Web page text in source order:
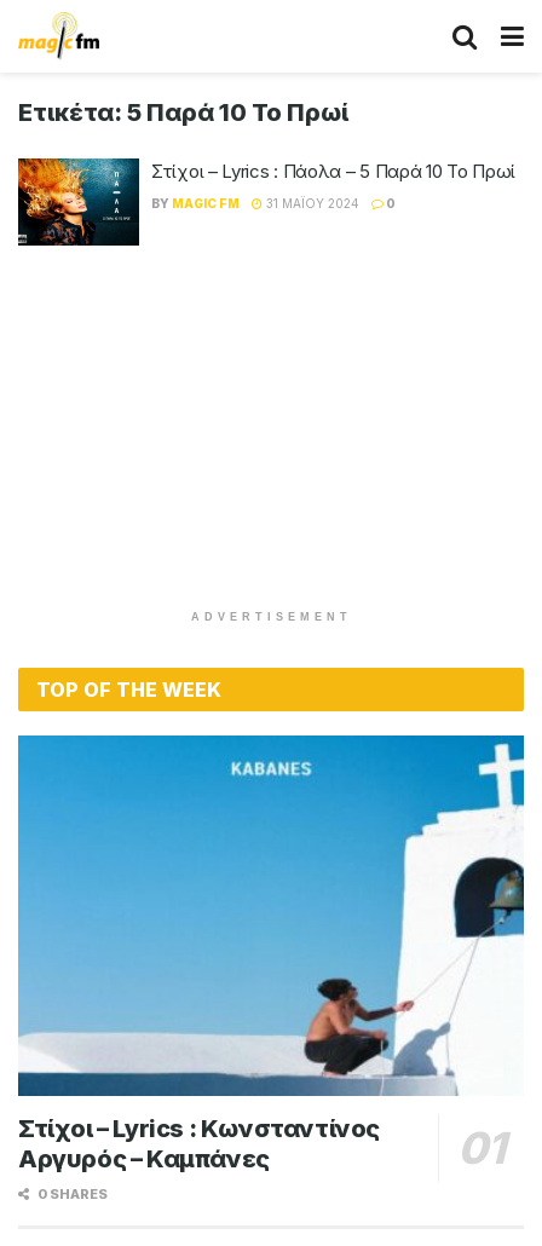
Ετικέτα: 5 Παρά 10 Το Πρωί
Στίχοι – Lyrics : Πάολα – 5 Παρά 10 Το Πρωί
BY MAGIC FM 31 ΜΑΪ́ΟΥ 2024 0
ADVERTISEMENT
TOP OF THE WEEK
Στίχοι – Lyrics : Κωνσταντίνος
Αργυρός – Καμπάνες
0 SHARES